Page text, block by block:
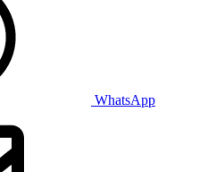
WhatsApp